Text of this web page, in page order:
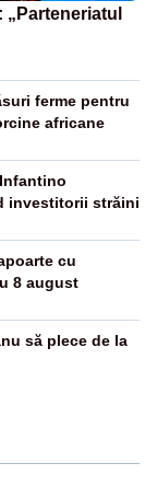
ferme pentru
africane
investitorii străini
cu
8 august
să plece de la